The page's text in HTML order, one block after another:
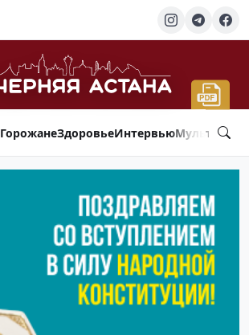
ГорожанеЗдоровьеИнтервью